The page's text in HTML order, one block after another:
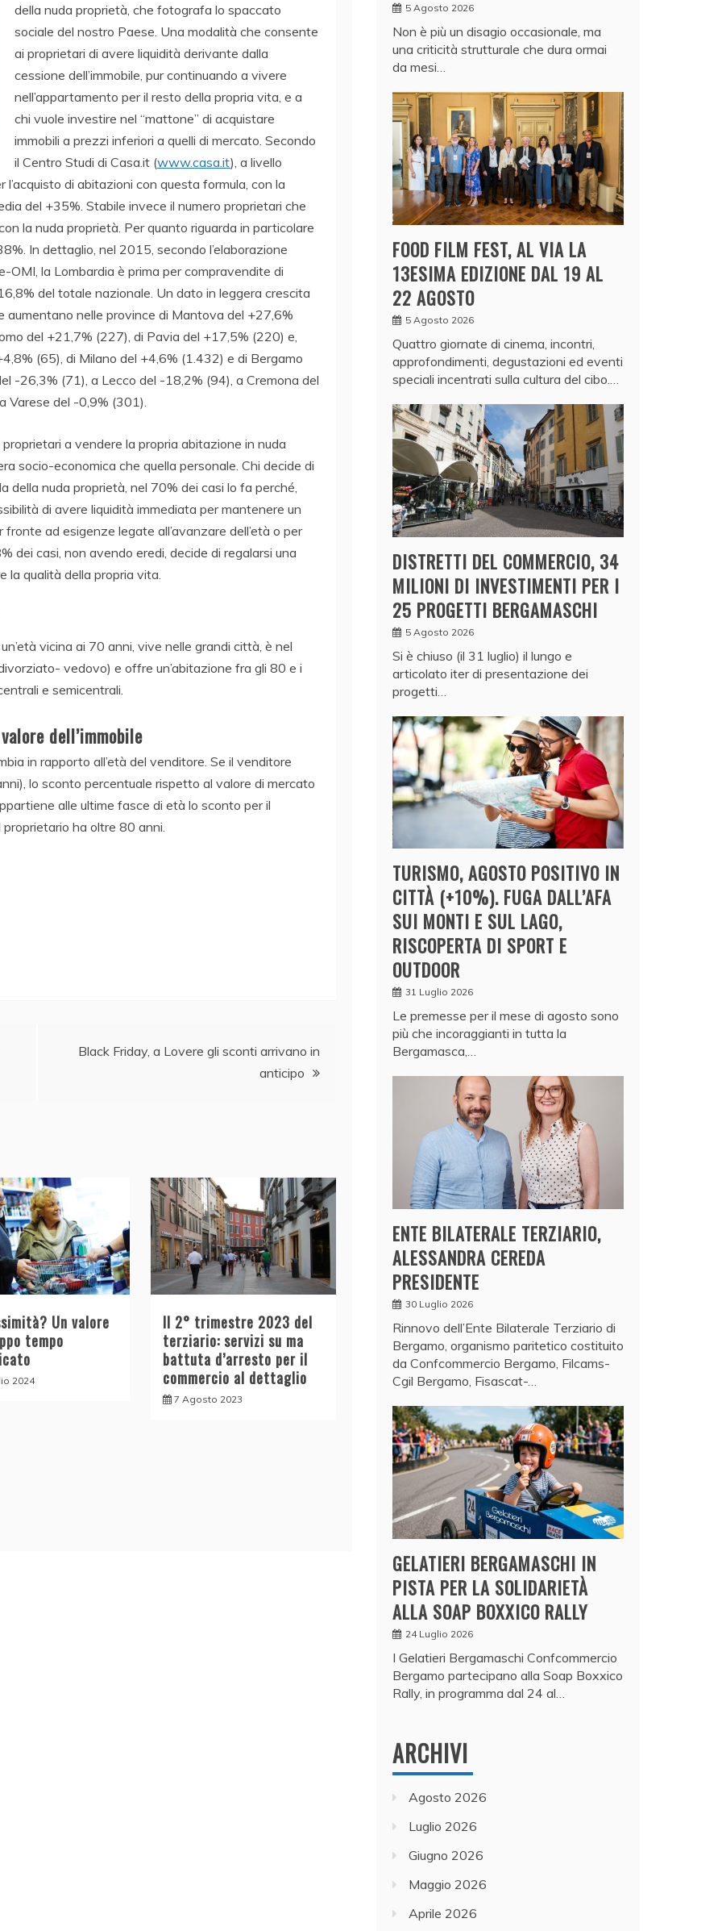
della nuda proprietà, che fotografa lo spaccato
sociale del nostro Paese. Una modalità che consente
ai proprietari di avere liquidità derivante dalla
cessione dell’immobile, pur continuando a vivere
nell’appartamento per il resto della propria vita, e a
chi vuole investire nel “mattone” di acquistare
immobili a prezzi inferiori a quelli di mercato. Secondo
il Centro Studi di Casa.it (www.casa.it), a livello
di abitazioni con questa formula, con la
del +35%. Stabile invece il numero proprietari che
la nuda proprietà. Per quanto riguarda in particolare
In dettaglio, nel 2015, secondo l’elaborazione
la Lombardia è prima per compravendite di
del totale nazionale. Un dato in leggera crescita
nelle province di Mantova del +27,6%
del +21,7% (227), di Pavia del +17,5% (220) e,
(65), di Milano del +4,6% (1.432) e di Bergamo
-26,3% (71), a Lecco del -18,2% (94), a Cremona del
Varese del -0,9% (301).
a vendere la propria abitazione in nuda
socio-economica che quella personale. Chi decide di
della nuda proprietà, nel 70% dei casi lo fa perché,
di avere liquidità immediata per mantenere un
ad esigenze legate all’avanzare dell’età o per
dei casi, non avendo eredi, decide di regalarsi una
la qualità della propria vita.
vicina ai 70 anni, vive nelle grandi città, è nel
vedovo) e offre un’abitazione fra gli 80 e i
e semicentrali.
dell’immobile
in rapporto all’età del venditore. Se il venditore
lo sconto percentuale rispetto al valore di mercato
alle ultime fasce di età lo sconto per il
ha oltre 80 anni.
Black Friday, a Lovere gli sconti arrivano in
anticipo
Un valore
tempo
2024
Il 2° trimestre 2023 del
terziario: servizi su ma
battuta d’arresto per il
commercio al dettaglio
7 Agosto 2023
5 Agosto 2026
Non è più un disagio occasionale, ma
una criticità strutturale che dura ormai
da mesi…
FOOD FILM FEST, AL VIA LA
13ESIMA EDIZIONE DAL 19 AL
22 AGOSTO
5 Agosto 2026
Quattro giornate di cinema, incontri,
approfondimenti, degustazioni ed eventi
speciali incentrati sulla cultura del cibo.…
DISTRETTI DEL COMMERCIO, 34
MILIONI DI INVESTIMENTI PER I
25 PROGETTI BERGAMASCHI
5 Agosto 2026
Si è chiuso (il 31 luglio) il lungo e
articolato iter di presentazione dei
progetti…
TURISMO, AGOSTO POSITIVO IN
CITTÀ (+10%). FUGA DALL’AFA
SUI MONTI E SUL LAGO,
RISCOPERTA DI SPORT E
OUTDOOR
31 Luglio 2026
Le premesse per il mese di agosto sono
più che incoraggianti in tutta la
Bergamasca,…
ENTE BILATERALE TERZIARIO,
ALESSANDRA CEREDA
PRESIDENTE
30 Luglio 2026
Rinnovo dell’Ente Bilaterale Terziario di
Bergamo, organismo paritetico costituito
da Confcommercio Bergamo, Filcams-
Cgil Bergamo, Fisascat-…
GELATIERI BERGAMASCHI IN
PISTA PER LA SOLIDARIETÀ
ALLA SOAP BOXXICO RALLY
24 Luglio 2026
I Gelatieri Bergamaschi Confcommercio
Bergamo partecipano alla Soap Boxxico
Rally, in programma dal 24 al…
ARCHIVI
Agosto 2026
Luglio 2026
Giugno 2026
Maggio 2026
Aprile 2026